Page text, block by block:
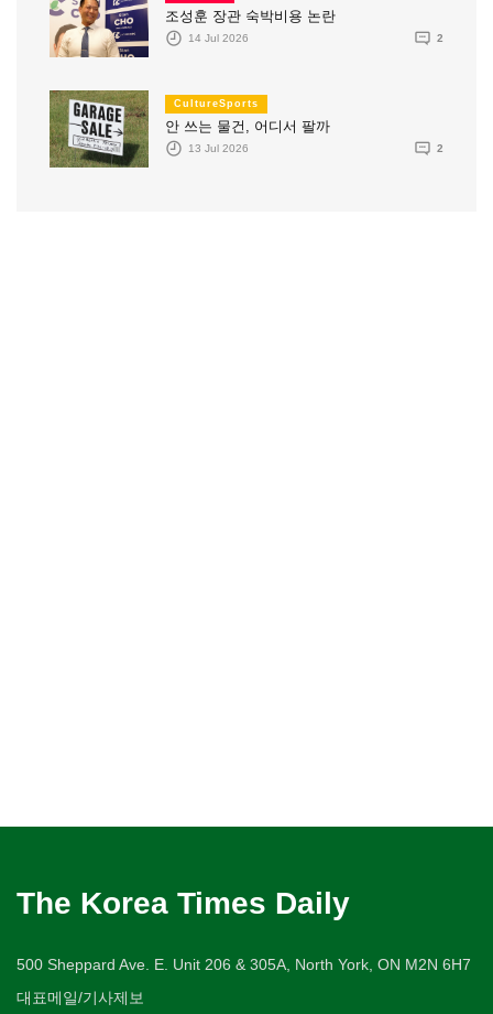
조성훈 장관 숙박비용 논란
14 Jul 2026 2
CultureSports
안 쓰는 물건, 어디서 팔까
13 Jul 2026 2
The Korea Times Daily
500 Sheppard Ave. E. Unit 206 & 305A, North York, ON M2N 6H7
대표메일/기사제보